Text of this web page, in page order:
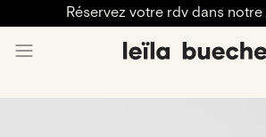
Réservez votre rdv dans